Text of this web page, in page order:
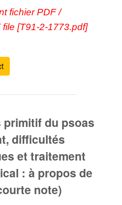
fichier PDF /
[T91-2-1773.pdf]
primitif du psoas
difficultés
et traitement
: à propos de
note)